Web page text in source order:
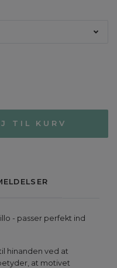
TIL KURV
- passer perfekt ind
hinanden ved at
at motivet